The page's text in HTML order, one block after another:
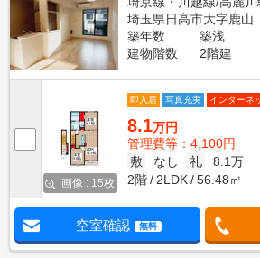
埼玉県日高市大字鹿山
築年数
築浅
建物階数
2階建
画像 : 15枚
即入居 写真充実 インターネ
8.1万円
管理費等：4,100円
敷
なし 礼
8.1万
2階
2LDK 56.48㎡
空室確認 無料